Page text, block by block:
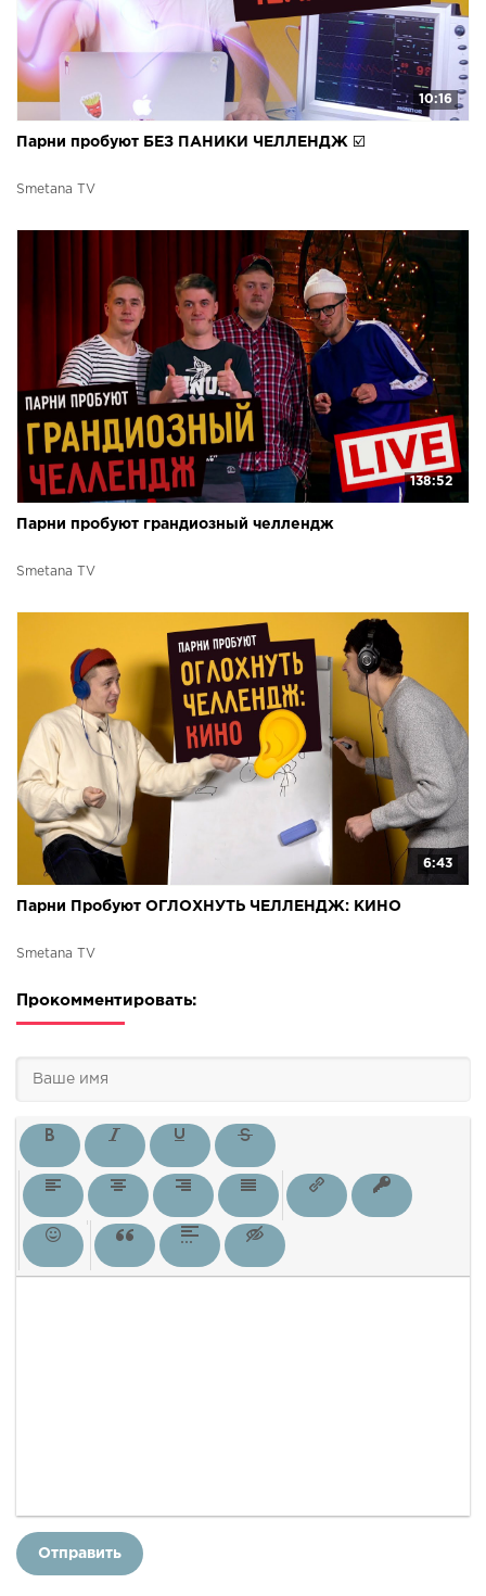
10:16
Парни пробуют БЕЗ ПАНИКИ ЧЕЛЛЕНДЖ ☑️
Smetana TV
138:52
Парни пробуют грандиозный челлендж
Smetana TV
6:43
Парни Пробуют ОГЛОХНУТЬ ЧЕЛЛЕНДЖ: КИНО
Smetana TV
Прокомментировать:
Отправить